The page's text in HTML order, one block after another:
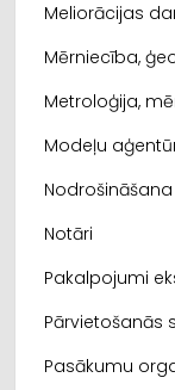
Meliorācijas
Mērniecība,
Metroloģija,
Modeļu
Notāri
Pakalpojumi
Pārvietošanās
Pasākumu